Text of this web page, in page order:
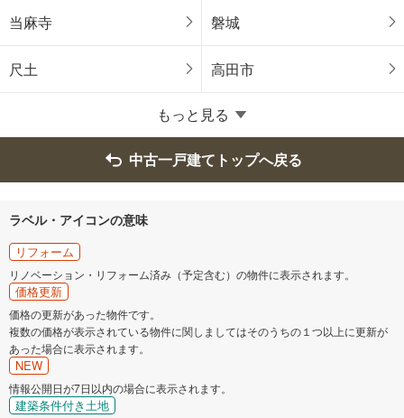
磯城郡田原本町 北葛城郡上牧町
北葛城郡王寺町 北葛城郡広陵町
当麻寺 磐城
尺土 高田市
もっと見る
中古一戸建てトップへ戻る
ラベル・アイコンの意味
リフォーム
リノベーション・リフォーム済み（予定含む）の物件に表示されます。
価格更新
価格の更新があった物件です。
複数の価格が表示されている物件に関しましてはそのうちの１つ以上に更新が
あった場合に表示されます。
NEW
情報公開日が7日以内の場合に表示されます。
建築条件付き土地